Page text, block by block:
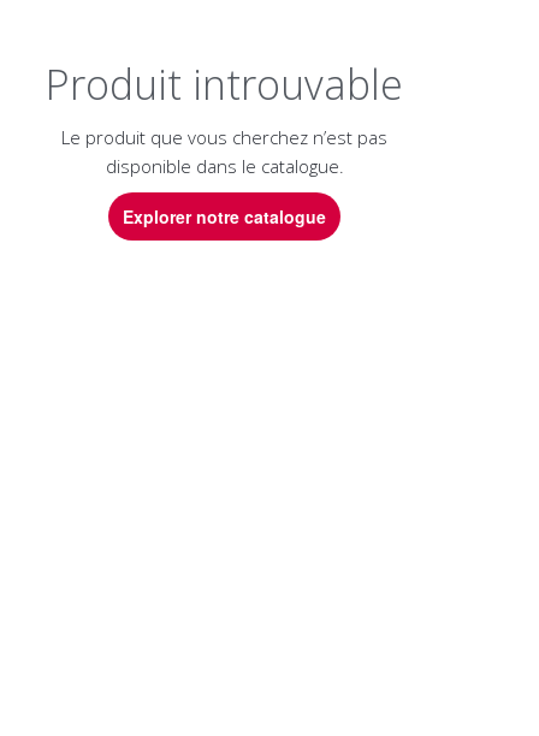
Produit introuvable
Le produit que vous cherchez n’est pas
disponible dans le catalogue.
Explorer notre catalogue